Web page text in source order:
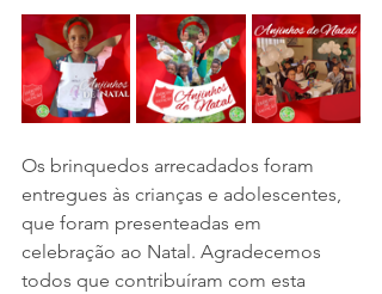
Os brinquedos arrecadados foram
entregues às crianças e adolescentes,
que foram presenteadas em
celebração ao Natal. Agradecemos
todos que contribuíram com esta